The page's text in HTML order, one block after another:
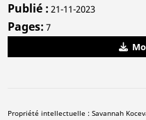
Publié 21-11-2023
Pages 7
Propriété intellectuelle : Savannah